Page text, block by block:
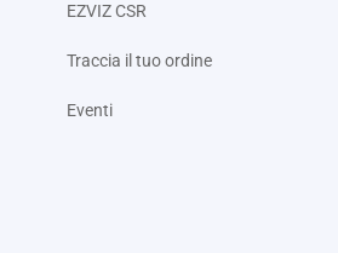
EZVIZ CSR
Traccia il tuo ordine
Eventi